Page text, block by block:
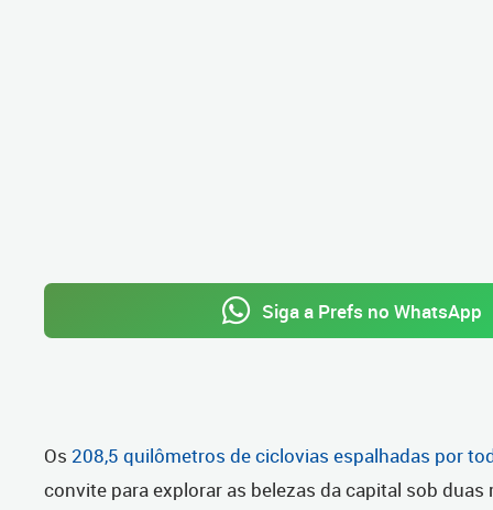
Siga a Prefs no WhatsApp
Os 208,5 quilômetros de ciclovias espalhadas por
convite para explorar as belezas da capital sob duas